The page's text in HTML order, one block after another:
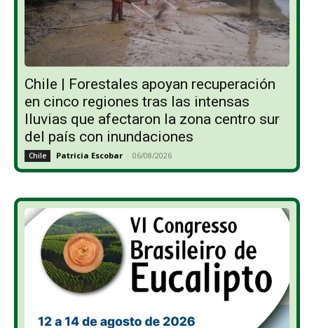
Chile | Forestales apoyan recuperación
en cinco regiones tras las intensas
lluvias que afectaron la zona centro sur
del país con inundaciones
Chile Patricia Escobar - 06/08/2026